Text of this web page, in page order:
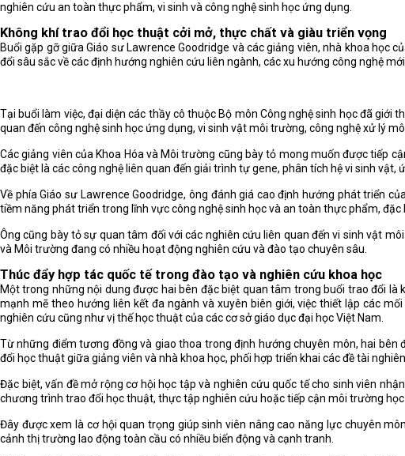
nghiên cứu an toàn thực phẩm, vi sinh và công nghệ sinh học ứng dụng.
Không khí trao đổi học thuật cởi mở, thực chất và giàu triển vọng
Buổi gặp gỡ giữa Giáo sư Lawrence Goodridge và các giảng viên, nhà khoa học
đổi sâu sắc về các định hướng nghiên cứu liên ngành, các xu hướng công nghệ
Tại buổi làm việc, đại diện các thầy cô thuộc Bộ môn Công nghệ sinh học đã
quan đến công nghệ sinh học ứng dụng, vi sinh vật môi trường, công nghệ xử lý
Các giảng viên của Khoa Hóa và Môi trường cũng bày tỏ mong muốn được tiếp
đặc biệt là các công nghệ liên quan đến giải trình tự gene, phân tích hệ vi sinh
Về phía Giáo sư Lawrence Goodridge, ông đánh giá cao định hướng phát triển
tiềm năng phát triển trong lĩnh vực công nghệ sinh học và an toàn thực phẩm,
Ông cũng bày tỏ sự quan tâm đối với các nghiên cứu liên quan đến vi sinh vật
và Môi trường đang có nhiều hoạt động nghiên cứu và đào tạo chuyên sâu.
Thúc đẩy hợp tác quốc tế trong đào tạo và nghiên cứu khoa học
Một trong những nội dung được hai bên đặc biệt quan tâm trong buổi trao đổi
mạnh mẽ theo hướng liên kết đa ngành và xuyên biên giới, việc thiết lập các
nghiên cứu cũng như vị thế học thuật của các cơ sở giáo dục đại học Việt Nam.
Từ những điểm tương đồng và giao thoa trong định hướng chuyên môn, hai
đổi học thuật giữa giảng viên và nhà khoa học, phối hợp triển khai các đề tài
Đặc biệt, vấn đề mở rộng cơ hội học tập và nghiên cứu quốc tế cho sinh viên
chương trình trao đổi học thuật, thực tập nghiên cứu hoặc tiếp cận môi trường
Đây được xem là cơ hội quan trọng giúp sinh viên nâng cao năng lực chuyên
cảnh thị trường lao động toàn cầu có nhiều biến động và cạnh tranh.